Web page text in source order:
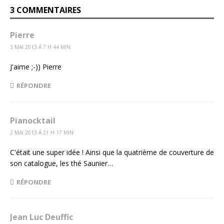
3 COMMENTAIRES
Pierre
3 MAI 2013 Á 7 H 44 MIN
J'aime ;-)) Pierre
RÉPONDRE
Pianocktail
2 MAI 2013 Á 21 H 17 MIN
C'était une super idée ! Ainsi que la quatrième de couverture de
son catalogue, les thé Saunier…
RÉPONDRE
Jean Luc Deuffic